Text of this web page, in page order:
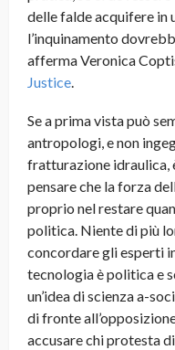
delle falde acquifere in
l’inquinamento
afferma Veronica
Justice
Se a prima vista può
antropologi, e non
fratturazione idraulica,
pensare che la forza
proprio nel restare
politica. Niente di più
concordare gli esperti
tecnologia è politica e
un’idea di scienza a-
di fronte
accusare chi protesta